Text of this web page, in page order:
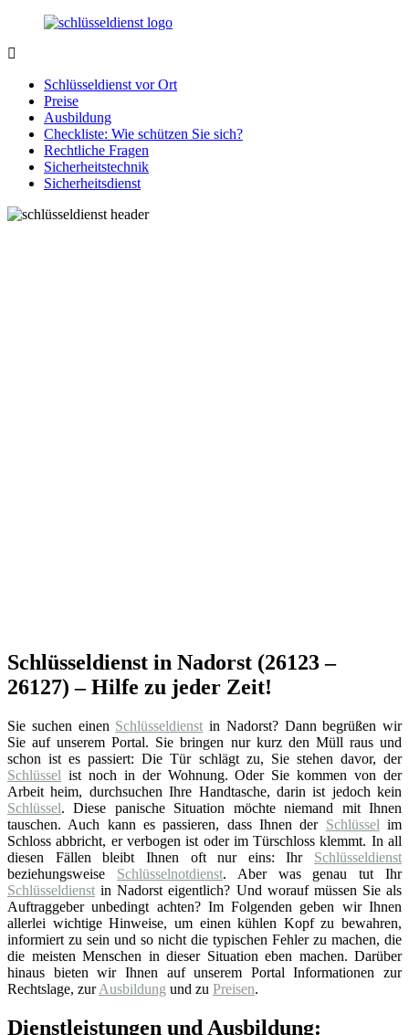
Zurück
Inhalt
Notlage
wird
gelöst!
Schlüsseldienst vor Ort
Preise
Ausbildung
Checkliste: Wie schützen Sie sich?
Rechtliche Fragen
Sicherheitstechnik
Sicherheitsdienst
Schlüsseldienst in Nadorst (26123 –
26127) – Hilfe zu jeder Zeit!
Sie suchen einen Schlüsseldienst in Nadorst? Dann begrüßen wir
Sie auf unserem Portal. Sie bringen nur kurz den Müll raus und
schon ist es passiert: Die Tür schlägt zu, Sie stehen davor, der
Schlüssel ist noch in der Wohnung. Oder Sie kommen von der
Arbeit heim, durchsuchen Ihre Handtasche, darin ist jedoch kein
Schlüssel. Diese panische Situation möchte niemand mit Ihnen
tauschen. Auch kann es passieren, dass Ihnen der Schlüssel im
Schloss abbricht, er verbogen ist oder im Türschloss klemmt. In all
diesen Fällen bleibt Ihnen oft nur eins: Ihr Schlüsseldienst
beziehungsweise Schlüsselnotdienst. Aber was genau tut Ihr
Schlüsseldienst in Nadorst eigentlich? Und worauf müssen Sie als
Auftraggeber unbedingt achten? Im Folgenden geben wir Ihnen
allerlei wichtige Hinweise, um einen kühlen Kopf zu bewahren,
informiert zu sein und so nicht die typischen Fehler zu machen, die
die meisten Menschen in dieser Situation eben machen. Darüber
hinaus bieten wir Ihnen auf unserem Portal Informationen zur
Rechtslage, zurAusbildung und zu Preisen.
Dienstleistungen und Ausbildung: